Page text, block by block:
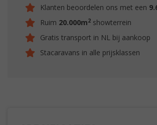
Klanten beoordelen ons met een
Ruim 20.000m2 showterrein
Gratis transport in NL bij aankoop
Stacaravans in alle prijsklassen